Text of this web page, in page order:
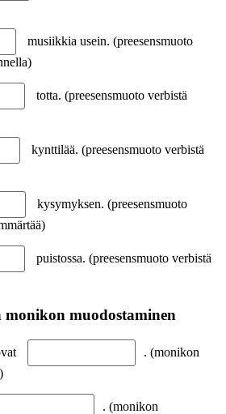
musiikkia usein. (preesensmuoto
totta. (preesensmuoto verbistä
kynttilää. (preesensmuoto verbistä
kysymyksen. (preesensmuoto
puistossa. (preesensmuoto verbistä
muodostaminen
. (monikon
. (monikon